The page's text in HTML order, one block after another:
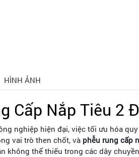
HÌNH ẢNH
Cấp Nắp Tiêu 2
nghiệp hiện đại, việc tối ưu hóa
vai trò then chốt, và phễu rung cấp
không thể thiếu trong các dây